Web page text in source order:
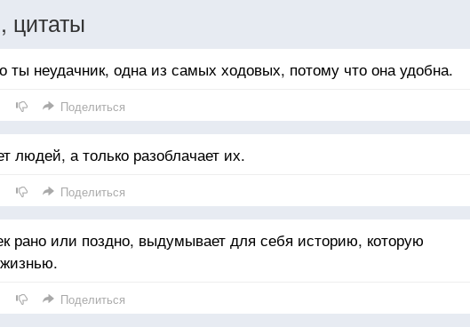
ты неудачник, одна из самых ходовых, потому что она удобна.
Поделиться
людей, а только разоблачает их.
Поделиться
рано или поздно, выдумывает для себя историю, которую
Поделиться